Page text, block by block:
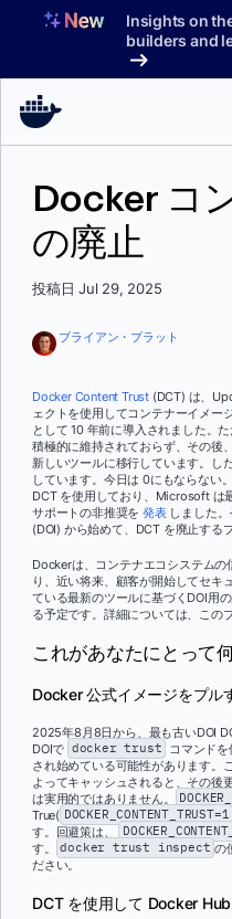
へ
Insights on
builders and
ドキュメント
索
Docker コ
の廃止
投稿日 Jul 29, 2025
ブライアン・プラット
Docker Content Trust (DCT) は、
ェクトを使用してコンテナーイメー
として 10 年前に導入されました。
積極的に維持されておらず、その後
新しいツールに移行しています。し
しています。今日は 0にもならない
DCT を使用しており、Microsoft は
サポートの非推奨を発表しました。
(DOI) から始めて、DCT を廃止する
Dockerは、コンテナエコシステム
り、近い将来、顧客が開始してセキ
ている最新のツールに基づくDOI用
る予定です。詳細については、この
これがあなたにとって
Docker 公式イメージをプル
2025年8月8日から、最も古いDOI
DOIで docker trust
コマンド
され始めている可能性があります。
よってキャッシュされると、その後
は実用的ではありません。
True( DOCKER_CONTENT_TRUST=1
す。回避策は、
す。
docker trust inspect の
ださい。
DCT を使用して Docker